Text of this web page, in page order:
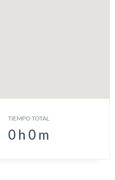
TIEMPO TOTAL
0 h 0 m